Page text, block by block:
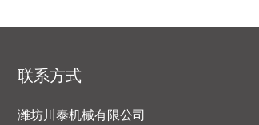
联系方式
潍坊川泰机械有限公司